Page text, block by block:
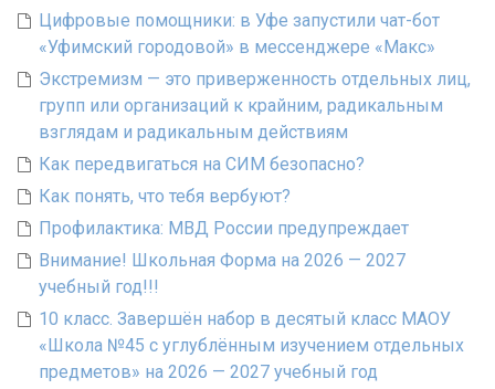
Цифровые помощники: в Уфе запустили чат-бот
«Уфимский городовой» в мессенджере «Макс»
Экстремизм — это приверженность отдельных лиц,
групп или организаций к крайним, радикальным
взглядам и радикальным действиям
Как передвигаться на СИМ безопасно?
Как понять, что тебя вербуют?
Профилактика: МВД России предупреждает
Внимание! Школьная Форма на 2026 — 2027
учебный год!!!
10 класс. Завершён набор в десятый класс МАОУ
«Школа №45 с углублённым изучением отдельных
предметов» на 2026 — 2027 учебный год